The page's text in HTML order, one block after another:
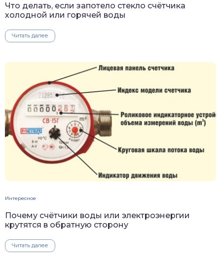
Что делать, если запотело стекло счётчика
холодной или горячей воды
Читать далее
Интересное
Почему счётчики воды или электроэнергии
крутятся в обратную сторону
Читать далее